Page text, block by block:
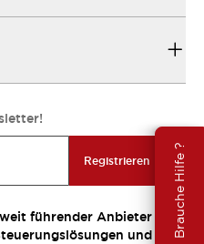
Brauche Hilfe ?
Registrieren
führender Anbieter
und